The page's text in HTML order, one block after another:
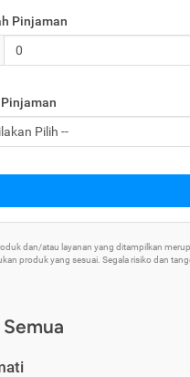
Pinjaman
dan/atau layanan yang ditampilkan
produk yang sesuai. Segala risiko dan